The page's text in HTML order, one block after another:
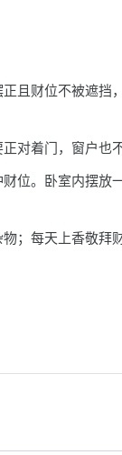
且财位不被遮挡
对着门，窗户也
位。卧室内摆放
；每天上香敬拜